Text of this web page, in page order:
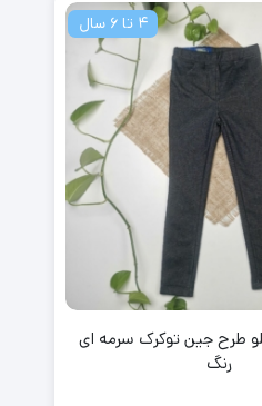
4 تا 6 سال
طرح جین توکرک سرمه ای
رنگ